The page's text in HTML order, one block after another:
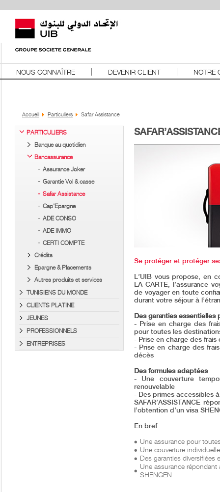
NOUS CONNAÎTRE DEVENIR CLIENT NOTRE
Accueil Particuliers Safar Assistance
PARTICULIERS
Banque au quotidien
Bancassurance
Assurance Joker
Garantie Vol & casse
Safar Assistance
Cap'Epargne
ADE CONSO
ADE IMMO
CERTI COMPTE
Crédits
Epargne & Placements
Autres produits et services
TUNISIENS DU MONDE
CLIENTS PLATINE
JEUNES
PROFESSIONNELS
ENTREPRISES
Se protéger et protéger
L’UIB vous propose, en
LA CARTE, l’assurance
de voyager en toute
durant votre séjour à
Des garanties essentielles
- Prise en charge des
pour toutes les
- Prise en charge des
- Prise en charge des
décès
Des formules adaptées
- Une couverture
renouvelable
- Des primes accessibles
SAFAR’ASSISTANCE
l’obtention d’un visa
En bref
Une assurance pour
Une couverture
Des garanties diversifiées
Une assurance répondant
SHENGEN